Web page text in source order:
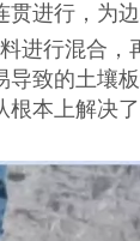
进行，为
行混合，
致的土壤
本上解决